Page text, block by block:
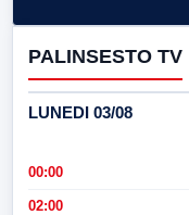
PALINSESTO TV
LUNEDI 03/08
00:00
02:00